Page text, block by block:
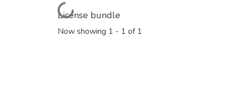
Loading...
License bundle
Now showing 1 - 1 of 1